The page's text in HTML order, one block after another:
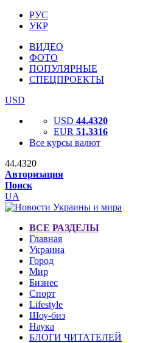
РУС
УКР
ВИДЕО
ФОТО
ПОПУЛЯРНЫЕ
СПЕЦПРОЕКТЫ
USD
USD 44.4320
EUR 51.3316
Все курсы валют
44.4320
Авторизация
Поиск
UA
ВСЕ РАЗДЕЛЫ
Главная
Украина
Город
Мир
Бизнес
Спорт
Lifestyle
Шоу-биз
Наука
БЛОГИ ЧИТАТЕЛЕЙ